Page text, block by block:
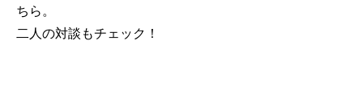
ちら。
二人の対談もチェック！